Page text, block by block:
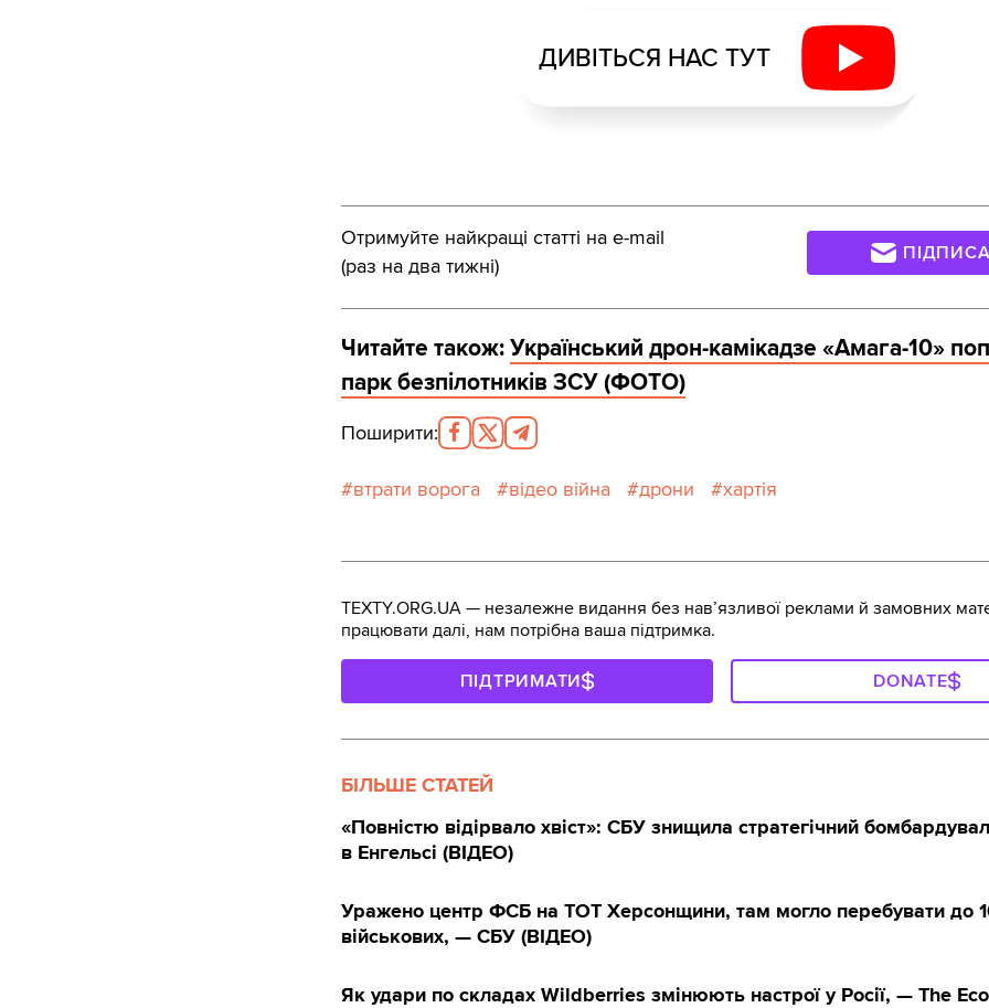
ДИВІТЬСЯ НАС ТУТ
Отримуйте найкращі статті на e-mail
(раз на два тижні)
Читайте також: Український дрон-камікадзе «Амага-10»
парк безпілотників ЗСУ (ФОТО)
Поширити:
втрати ворога відео війна дрони хартія
TEXTY.ORG.UA — незалежне видання без навʼязливої реклами й замовних
працювати далі, нам потрібна ваша підтримка.
ПІДТРИМАТИ DONATE
БІЛЬШЕ СТАТЕЙ
«Повністю відірвало хвіст»: СБУ знищила стратегічний
в Енгельсі (ВІДЕО)
Уражено центр ФСБ на ТОТ Херсонщини, там могло перебувати до
військових, — СБУ (ВIДЕО)
Як удари по складах Wildberries змінюють настрої у Росії, — The